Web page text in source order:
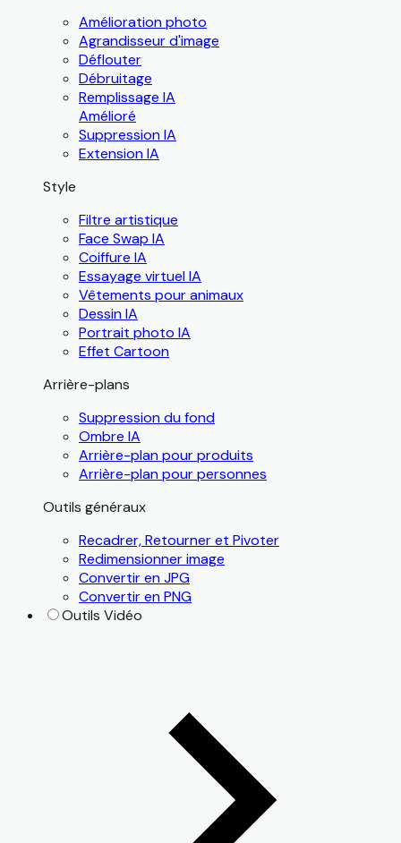
Amélioration photo
Agrandisseur d'image
Déflouter
Débruitage
Remplissage IA
Amélioré
Suppression IA
Extension IA
Style
Filtre artistique
Face Swap IA
Coiffure IA
Essayage virtuel IA
Vêtements pour animaux
Dessin IA
Portrait photo IA
Effet Cartoon
Arrière-plans
Suppression du fond
Ombre IA
Arrière-plan pour produits
Arrière-plan pour personnes
Outils généraux
Recadrer, Retourner et Pivoter
Redimensionner image
Convertir en JPG
Convertir en PNG
Outils Vidéo